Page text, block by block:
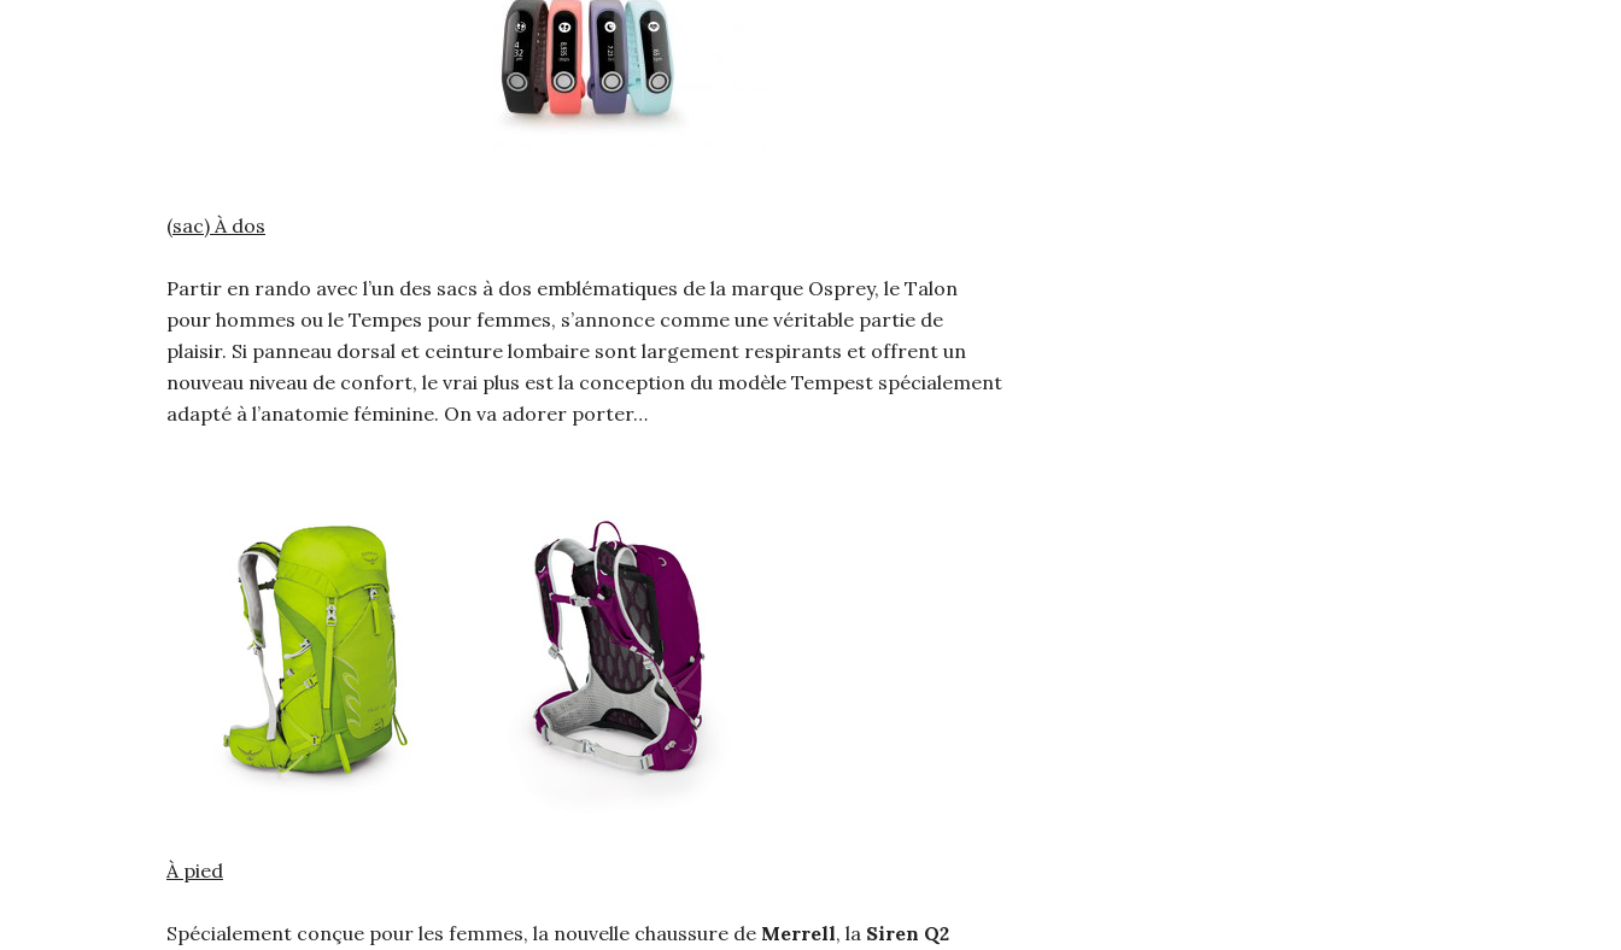
(sac) À dos
Partir en rando avec l’un des sacs à dos emblématiques de la marque Osprey, le Talon
pour hommes ou le Tempes pour femmes, s’annonce comme une véritable partie de
plaisir. Si panneau dorsal et ceinture lombaire sont largement respirants et offrent un
nouveau niveau de confort, le vrai plus est la conception du modèle Tempest spécialement
adapté à l’anatomie féminine. On va adorer porter…
À pied
Spécialement conçue pour les femmes, la nouvelle chaussure de Merrell, la Siren Q2